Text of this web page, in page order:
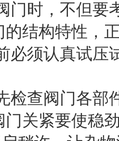
时，不但要考
的结构特性，
须认真试压试
查阀门各部件
门关紧要使稳